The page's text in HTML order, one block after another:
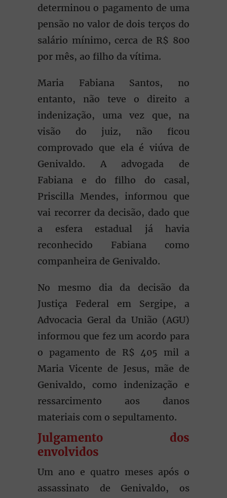
determinou o pagamento de uma
pensão no valor de dois terços do
salário mínimo, cerca de R$ 800
por mês, ao filho da vítima.
Maria Fabiana Santos, no
entanto, não teve o direito a
indenização, uma vez que, na
visão do juiz, não ficou
comprovado que ela é viúva de
Genivaldo. A advogada de
Fabiana e do filho do casal,
Priscilla Mendes, informou que
vai recorrer da decisão, dado que
a esfera estadual já havia
reconhecido Fabiana como
companheira de Genivaldo.
No mesmo dia da decisão da
Justiça Federal em Sergipe, a
Advocacia Geral da União (AGU)
informou que fez um acordo para
o pagamento de R$ 405 mil a
Maria Vicente de Jesus, mãe de
Genivaldo, como indenização e
ressarcimento aos danos
materiais com o sepultamento.
Julgamento dos
envolvidos
Um ano e quatro meses após o
assassinato de Genivaldo, os